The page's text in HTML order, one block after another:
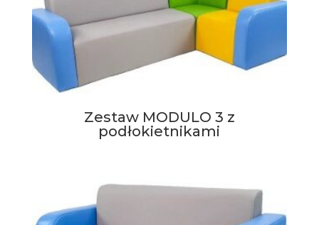
Zestaw MODULO 3 z
podłokietnikami